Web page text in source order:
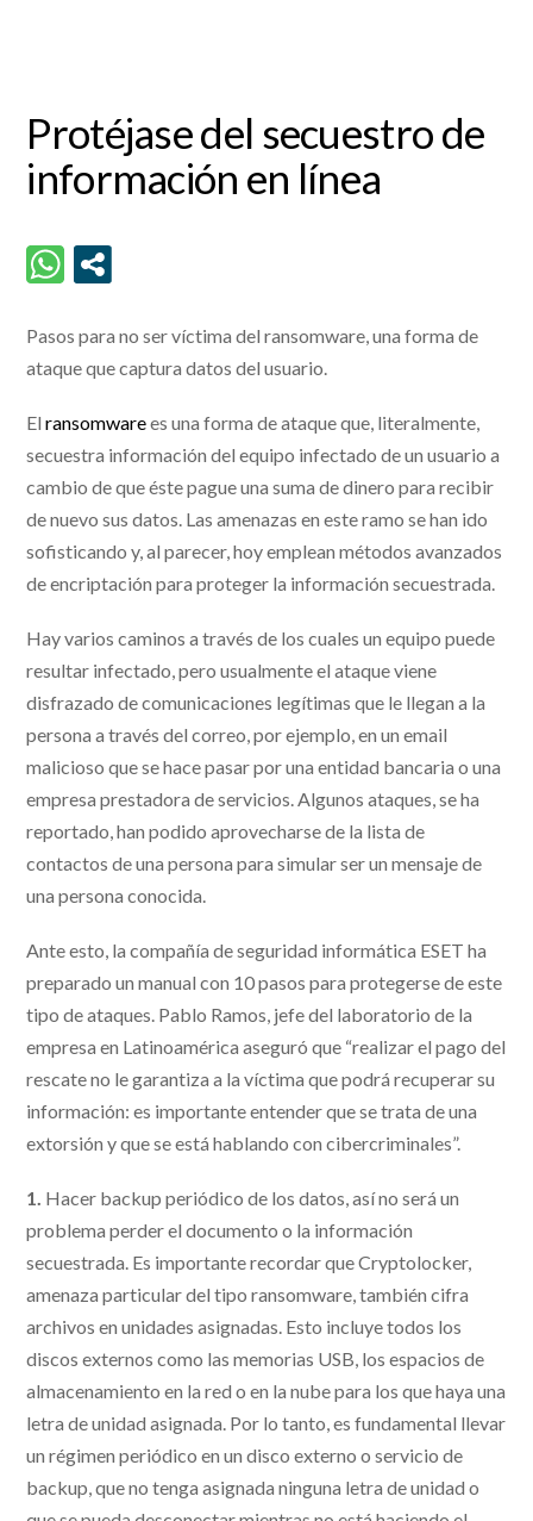
Protéjase del secuestro de
información en línea
Pasos para no ser víctima del ransomware, una forma de
ataque que captura datos del usuario.
Elransomwarees una forma de ataque que, literalmente,
secuestra información del equipo infectado de un usuario a
cambio de que éste pague una suma de dinero para recibir
de nuevo sus datos. Las amenazas en este ramo se han ido
sofisticando y, al parecer, hoy emplean métodos avanzados
de encriptación para proteger la información secuestrada.
Hay varios caminos a través de los cuales un equipo puede
resultar infectado, pero usualmente el ataque viene
disfrazado de comunicaciones legítimas que le llegan a la
persona a través del correo, por ejemplo, en un email
malicioso que se hace pasar por una entidad bancaria o una
empresa prestadora de servicios. Algunos ataques, se ha
reportado, han podido aprovecharse de la lista de
contactos de una persona para simular ser un mensaje de
una persona conocida.
Ante esto, la compañía de seguridad informática ESET ha
preparado un manual con 10 pasos para protegerse de este
tipo de ataques. Pablo Ramos, jefe del laboratorio de la
empresa en Latinoamérica aseguró que “realizar el pago del
rescate no le garantiza a la víctima que podrá recuperar su
información: es importante entender que se trata de una
extorsión y que se está hablando con cibercriminales”.
1. Hacer backup periódico de los datos, así no será un
problema perder el documento o la información
secuestrada. Es importante recordar que Cryptolocker,
amenaza particular del tipo ransomware, también cifra
archivos en unidades asignadas. Esto incluye todos los
discos externos como las memorias USB, los espacios de
almacenamiento en la red o en la nube para los que haya una
letra de unidad asignada. Por lo tanto, es fundamental llevar
un régimen periódico en un disco externo o servicio de
backup, que no tenga asignada ninguna letra de unidad o